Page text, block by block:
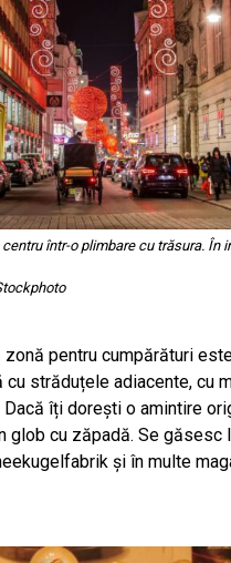
într-o plimbare cu trăsura. În
zonă pentru cumpărături
cu străduțele adiacente, cu
Dacă îți dorești o amintire
glob cu zăpadă. Se găsesc
și în multe